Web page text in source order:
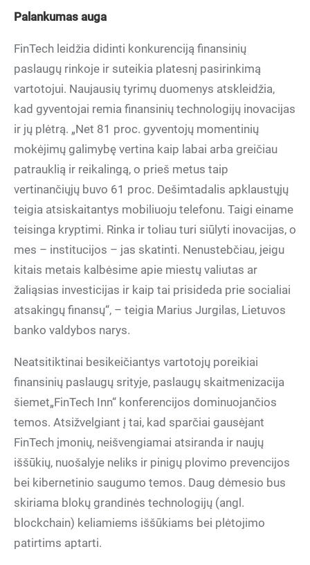
Palankumas auga
FinTech leidžia didinti konkurenciją finansinių
paslaugų rinkoje ir suteikia platesnį pasirinkimą
vartotojui. Naujausių tyrimų duomenys atskleidžia,
kad gyventojai remia finansinių technologijų inovacijas
ir jų plėtrą. „Net 81 proc. gyventojų momentinių
mokėjimų galimybę vertina kaip labai arba greičiau
patrauklią ir reikalingą, o prieš metus taip
vertinančiųjų buvo 61 proc. Dešimtadalis apklaustųjų
teigia atsiskaitantys mobiliuoju telefonu. Taigi einame
teisinga kryptimi. Rinka ir toliau turi siūlyti inovacijas, o
mes – institucijos – jas skatinti. Nenustebčiau, jeigu
kitais metais kalbėsime apie miestų valiutas ar
žaliąsias investicijas ir kaip tai prisideda prie socialiai
atsakingų finansų“, – teigia Marius Jurgilas, Lietuvos
banko valdybos narys.
Neatsitiktinai besikeičiantys vartotojų poreikiai
finansinių paslaugų srityje, paslaugų skaitmenizacija
šiemet„FinTech Inn“ konferencijos dominuojančios
temos. Atsižvelgiant į tai, kad sparčiai gausėjant
FinTech įmonių, neišvengiamai atsiranda ir naujų
iššūkių, nuošalyje neliks ir pinigų plovimo prevencijos
bei kibernetinio saugumo temos. Daug dėmesio bus
skiriama blokų grandinės technologijų (angl.
blockchain) keliamiems iššūkiams bei plėtojimo
patirtims aptarti.